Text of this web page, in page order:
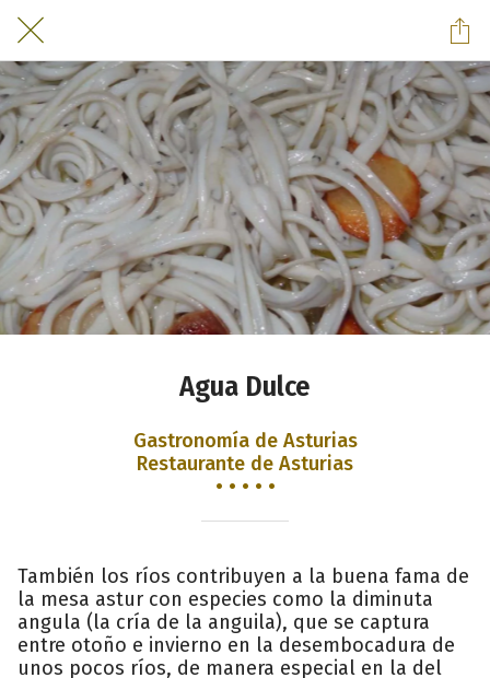
Agua Dulce
Gastronomía de Asturias
Restaurante de Asturias
• • • • •
También los ríos contribuyen a la buena fama de
la mesa astur con especies como la diminuta
angula (la cría de la anguila), que se captura
entre otoño e invierno en la desembocadura de
unos pocos ríos, de manera especial en la del